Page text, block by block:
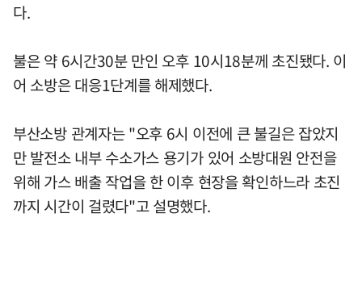
다.
불은 약 6시간30분 만인 오후 10시18분께 초진됐다. 이
어 소방은 대응1단계를 해제했다.
부산소방 관계자는 "오후 6시 이전에 큰 불길은 잡았지
만 발전소 내부 수소가스 용기가 있어 소방대원 안전을
위해 가스 배출 작업을 한 이후 현장을 확인하느라 초진
까지 시간이 걸렸다"고 설명했다.